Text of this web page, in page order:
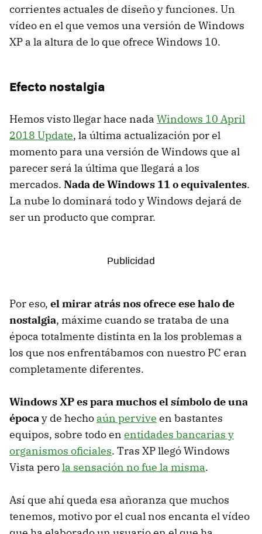
corrientes actuales de diseño y funciones. Un
vídeo en el que vemos una versión de Windows
XP a la altura de lo que ofrece Windows 10.
Efecto nostalgia
Hemos visto llegar hace nada Windows 10 April
2018 Update, la última actualización por el
momento para una versión de Windows que al
parecer será la última que llegará a los
mercados. Nada de Windows 11 o equivalentes.
La nube lo dominará todo y Windows dejará de
ser un producto que comprar.
Por eso, el mirar atrás nos ofrece ese halo de
nostalgia, máxime cuando se trataba de una
época totalmente distinta en la los problemas a
los que nos enfrentábamos con nuestro PC eran
completamente diferentes.
Windows XP es para muchos el símbolo de una
épocay de hecho aún pervive en bastantes
equipos, sobre todo en entidades bancarias y
organismos oficiales. Tras XP llegó Windows
Vista perola sensación no fue la misma.
Así que ahí queda esa añoranza que muchos
tenemos, motivo por el cual nos encanta el vídeo